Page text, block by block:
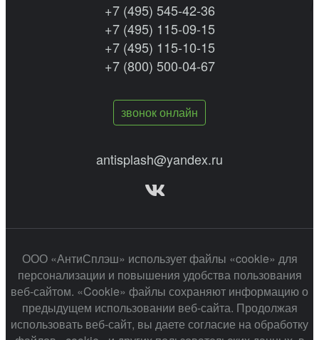
+7 (495) 545-42-36
+7 (495) 115-09-15
+7 (495) 115-10-15
+7 (800) 500-04-67
звонок онлайн
antisplash@yandex.ru
ООО «АнтиСплэш» использует файлы «cookie» для
персонализации и повышения удобства пользования
веб-сайтом. «Cookie» файлы сохраняют информацию о
предыдущем использовании веб-сайта. Продолжая
использовать веб-сайт, вы даете согласие на обработку